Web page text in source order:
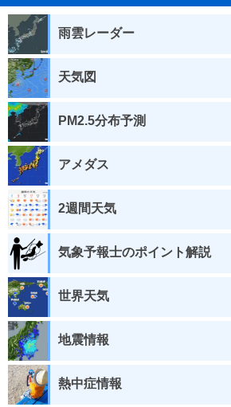
雨雲レーダー
天気図
PM2.5分布予測
アメダス
2週間天気
気象予報士のポイント解説
世界天気
地震情報
熱中症情報